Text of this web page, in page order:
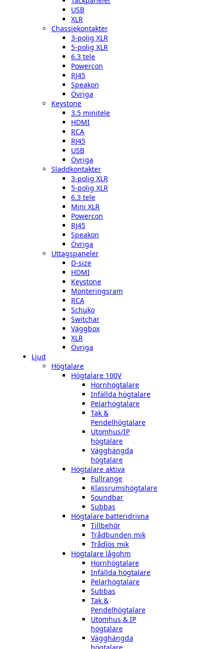
USB
XLR
Chassiekontakter
3-polig XLR
5-polig XLR
6.3 tele
Powercon
RJ45
Speakon
Övriga
Keystone
3.5 minitele
HDMI
RCA
RJ45
USB
Övriga
Sladdkontakter
3-polig XLR
5-polig XLR
6.3 tele
Mini XLR
Powercon
RJ45
Speakon
Övriga
Uttagspaneler
D-size
HDMI
Keystone
Monteringsram
RCA
Schuko
Switchar
Väggbox
XLR
Övriga
Ljud
Högtalare
Högtalare 100V
Hornhögtalare
Infällda högtalare
Pelarhögtalare
Tak &
Pendelhögtalare
Utomhus/IP
högtalare
Vägghängda
högtalare
Högtalare aktiva
Fullrange
Klassrumshögtalare
Soundbar
Subbas
Högtalare batteridrivna
Tillbehör
Trådbunden mik
Trådlös mik
Högtalare lågohm
Hornhögtalare
Infällda högtalare
Pelarhögtalare
Subbas
Tak &
Pendelhögtalare
Utomhus & IP
högtalare
Vägghängda